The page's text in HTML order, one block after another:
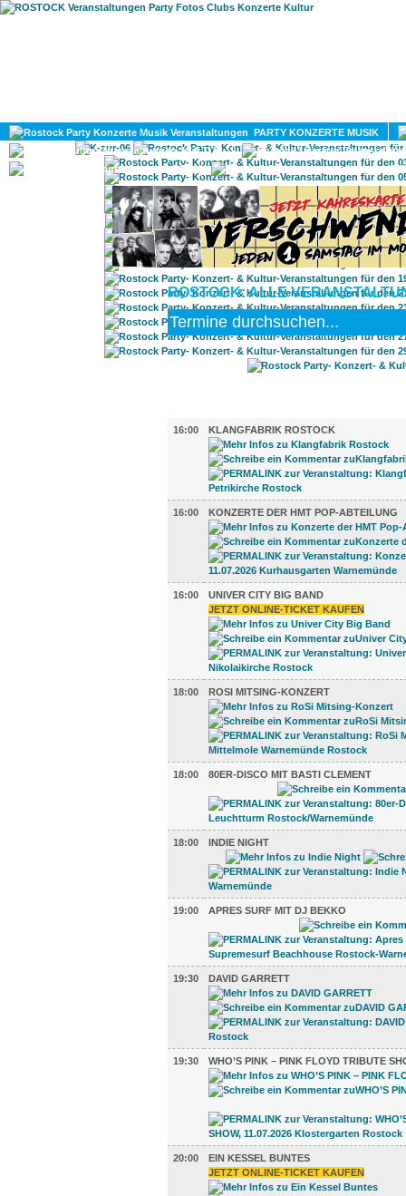
PARTY KONZERTE MUSIK
KULTUR
GAY
ROSTOCK: ALLE
16:00
KLANGFABRIK ROSTOCK
16:00 KONZERTE DER HMT POP-ABTEILUNG
16:00
UNIVER CITY BIG BAND
JETZT ONLINE-TICKET KAUFEN
18:00 ROSI MITSING-KONZERT
18:00 80ER-DISCO MIT BASTI CLEMENT
18:00 INDIE NIGHT
19:00 APRES SURF MIT DJ BEKKO
19:30 DAVID GARRETT
19:30 WHO’S PINK – PINK FLOYD TRIBUTE
20:00
EIN KESSEL BUNTES
JETZT ONLINE-TICKET KAUFEN